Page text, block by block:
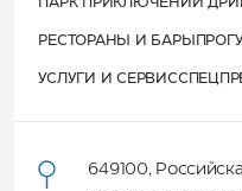
ПАРК ПРИКЛЮЧЕНИЙ
РЕСТОРАНЫ И БАРЫ
УСЛУГИ И СЕРВИС
649100,